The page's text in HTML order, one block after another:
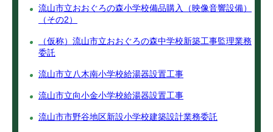
流山市立おおぐろの森小学校備品購入（映像音響設備）
（その2）
（仮称）流山市立おおぐろの森中学校新築工事監理業務
委託
流山市立八木南小学校給湯器設置工事
流山市立向小金小学校給湯器設置工事
流山市市野谷地区新設小学校建築設計業務委託